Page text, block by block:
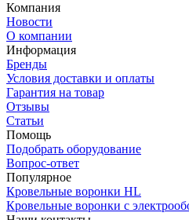
Компания
Новости
О компании
Информация
Бренды
Условия доставки и оплаты
Гарантия на товар
Отзывы
Статьи
Помощь
Подобрать оборудование
Вопрос-ответ
Популярное
Кровельные воронки HL
Кровельные воронки с